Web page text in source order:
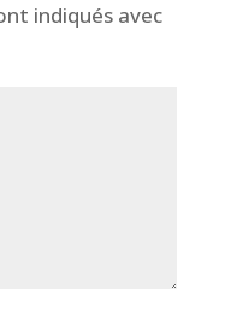
indiqués avec